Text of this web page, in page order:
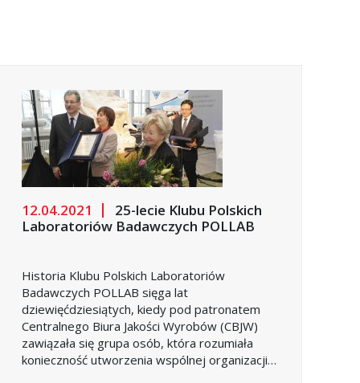
12.04.2021
25-lecie Klubu Polskich
Laboratoriów Badawczych POLLAB
Historia Klubu Polskich Laboratoriów
Badawczych POLLAB sięga lat
dziewięćdziesiątych, kiedy pod patronatem
Centralnego Biura Jakości Wyrobów (CBJW)
zawiązała się grupa osób, która rozumiała
konieczność utworzenia wspólnej organizacji